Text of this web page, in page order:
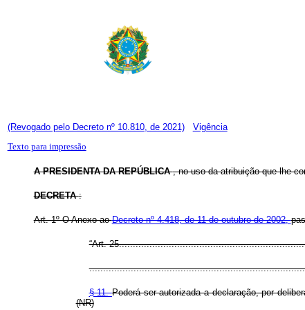
(Revogado pelo Decreto nº 10.810, de 2021)
Vigência
Texto para impressão
A PRESIDENTA DA REPÚBLICA, no uso da atribuição que lhe
DECRETA:
Art. 1º O Anexo aoDecreto nº 4.418, de 11 de outubro de 2002,
“Art.
§ 11.Poderá ser autorizada a declaração, por
(NR)